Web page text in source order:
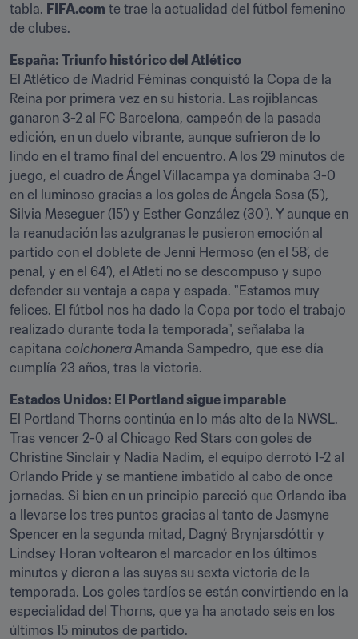
tabla. FIFA.com te trae la actualidad del fútbol femenino
de clubes.
España: Triunfo histórico del Atlético
El Atlético de Madrid Féminas conquistó la Copa de la
Reina por primera vez en su historia. Las rojiblancas
ganaron 3-2 al FC Barcelona, campeón de la pasada
edición, en un duelo vibrante, aunque sufrieron de lo
lindo en el tramo final del encuentro. A los 29 minutos de
juego, el cuadro de Ángel Villacampa ya dominaba 3-0
en el luminoso gracias a los goles de Ángela Sosa (5’),
Silvia Meseguer (15’) y Esther González (30’). Y aunque en
la reanudación las azulgranas le pusieron emoción al
partido con el doblete de Jenni Hermoso (en el 58’, de
penal, y en el 64’), el Atleti no se descompuso y supo
defender su ventaja a capa y espada. "Estamos muy
felices. El fútbol nos ha dado la Copa por todo el trabajo
realizado durante toda la temporada", señalaba la
capitana colchonera Amanda Sampedro, que ese día
cumplía 23 años, tras la victoria.
Estados Unidos: El Portland sigue imparable
El Portland Thorns continúa en lo más alto de la NWSL.
Tras vencer 2-0 al Chicago Red Stars con goles de
Christine Sinclair y Nadia Nadim, el equipo derrotó 1-2 al
Orlando Pride y se mantiene imbatido al cabo de once
jornadas. Si bien en un principio pareció que Orlando iba
a llevarse los tres puntos gracias al tanto de Jasmyne
Spencer en la segunda mitad, Dagný Brynjarsdóttir y
Lindsey Horan voltearon el marcador en los últimos
minutos y dieron a las suyas su sexta victoria de la
temporada. Los goles tardíos se están convirtiendo en la
especialidad del Thorns, que ya ha anotado seis en los
últimos 15 minutos de partido.